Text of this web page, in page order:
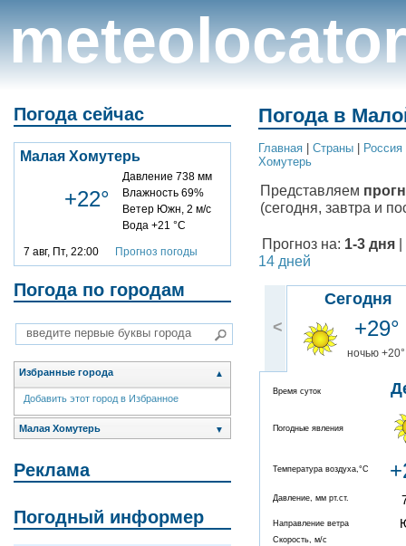
meteolocator
Погода сейчас
Малая Хомутерь
+22°
Давление 738 мм
Влажность 69%
Ветер Южн, 2 м/с
Вода +21 °C
7 авг, Пт, 22:00 Прогноз погоды
Погода по городам
Избранные города ▲
Добавить этот город в Избранное
Малая Хомутерь ▼
Реклама
Погодный информер
Погода в
Главная Cтраны Россия
Хомутерь
Представляем
(сегодня, завтра и
Прогноз на: 1-3 дня
14 дней
<
Сегодня
+29°
ночью +20°
Время суток
Погодные явления
Температура воздуха,°C
Давление, мм рт.ст.
Направление ветра
Скорость, м/с